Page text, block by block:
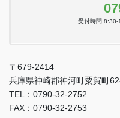
受付時間 8:30-
〒679-2414
兵庫県神崎郡神河町粟賀町
TEL：0790-32-2752
FAX：0790-32-2753